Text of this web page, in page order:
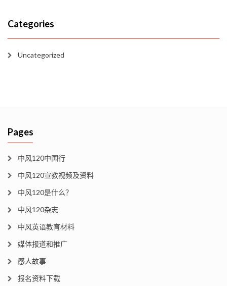
Categories
Uncategorized
Pages
中风120中国行
中风120宣教视频及资料
中风120是什么？
中风120杂志
中风英语教育材料
媒体报道和推广
感人故事
报名资料下载